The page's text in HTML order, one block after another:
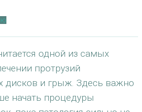
одной из самых
протрузий
дисков и грыж. Здесь важно
начать процедуры